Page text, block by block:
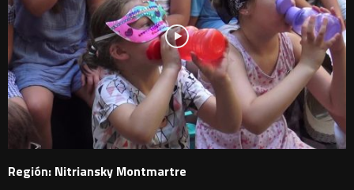
Región: Nitriansky Montmartre